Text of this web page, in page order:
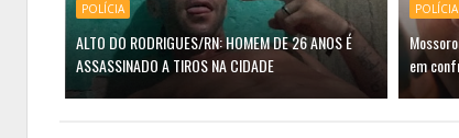
POLÍCIA
ALTO DO RODRIGUES/RN: HOMEM DE 26 ANOS É
ASSASSINADO A TIROS NA CIDADE
POLÍCIA
em